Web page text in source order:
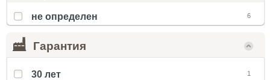
не определен 6
Гарантия
30 лет 1